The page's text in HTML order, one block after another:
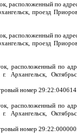
расположенный по
проезд
расположенный по
проезд
расположенный по
г. Архангельск,
номер
расположенный по
г. Архангельск,
номер